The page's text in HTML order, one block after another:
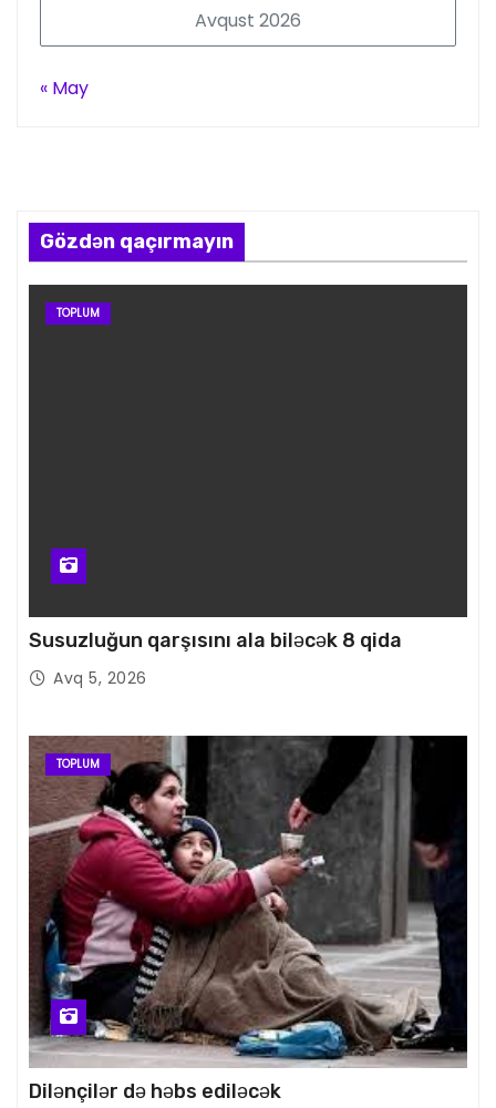
Avqust 2026
« May
Gözdən qaçırmayın
TOPLUM
Susuzluğun qarşısını ala biləcək 8 qida
Avq 5, 2026
TOPLUM
Dilənçilər də həbs ediləcək